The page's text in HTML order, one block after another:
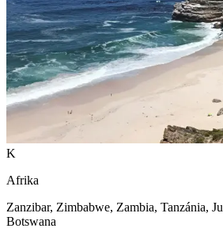
K
Afrika
Zanzibar, Zimbabwe, Zambia, Tanzánia,
Botswana